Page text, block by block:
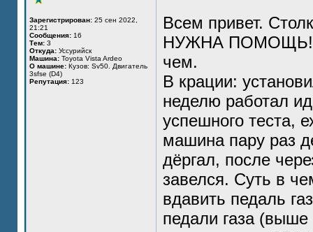
Зарегистрирован: 25 сен 2022,
21:21
Сообщения: 16
Тем: 3
Откуда: Уссурийск
Машина: Toyota Vista Ardeo
О машине: Кузов: Sv50. Двигатель
3sfse (D4)
Репутация: 123
Всем привет.
НУЖНА ПОМОЩЬ!
чем.
В крации:
неделю работал
успешного теста,
машина пару раз
дёргал, после
завелся. Суть в
вдавить педаль
педали газа